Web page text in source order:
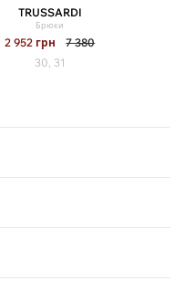
TRUSSARDI
Брюки
2 952 грн
7 380
30, 31